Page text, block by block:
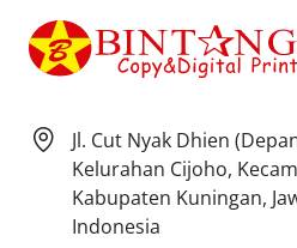
Jl. Cut Nyak Dhien
Kelurahan Cijoho,
Kabupaten Kuningan,
Indonesia